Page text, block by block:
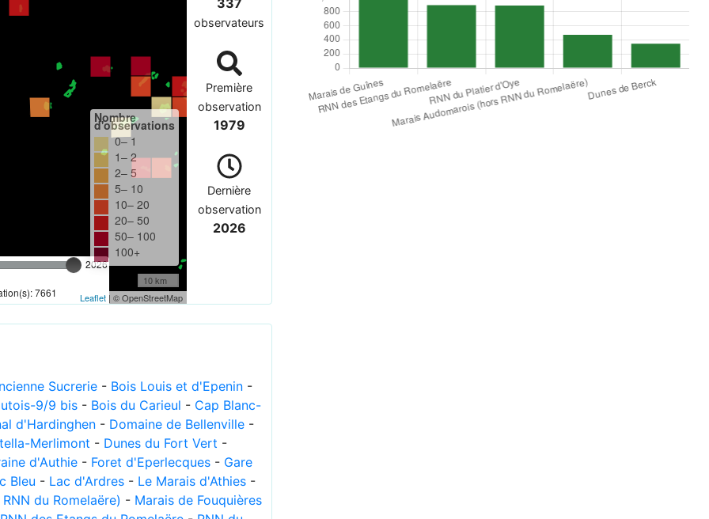
2026
7661
Nombre
d'observations
0– 1
1– 2
2– 5
5– 10
10– 20
20– 50
50– 100
100+
10 km
Leaflet| © OpenStreetMap
observateurs
Première
observation
1979
Dernière
observation
2026
Sucrerie - Bois Louis et d'Epenin -
9/9 bis - Bois du Carieul - Cap Blanc-
d'Hardinghen - Domaine de Bellenville -
Merlimont - Dunes du Fort Vert -
d'Authie - Foret d'Eperlecques - Gare
Bleu - Lac d'Ardres - Le Marais d'Athies -
du Romelaëre) - Marais de Fouquières